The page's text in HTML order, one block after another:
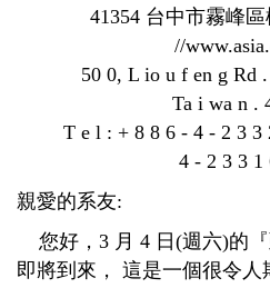
41354 台中市霧峰
//
50 0, L io u f en g Rd
Ta i wa n .
T e l : + 8 8 6 - 4 - 2 3
4 - 2 3 3 1
親愛的系友:
您好，3 月 4 日(週六)的『
即將到來， 這是一個很令